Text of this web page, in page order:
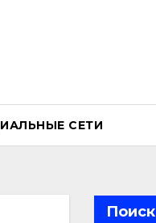
СЕТИ
Поиск